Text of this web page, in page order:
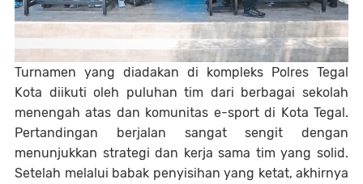
Turnamen yang diadakan di kompleks Polres Tegal
Kota diikuti oleh puluhan tim dari berbagai sekolah
menengah atas dan komunitas e-sport di Kota Tegal.
Pertandingan berjalan sangat sengit dengan
menunjukkan strategi dan kerja sama tim yang solid.
Setelah melalui babak penyisihan yang ketat, akhirnya